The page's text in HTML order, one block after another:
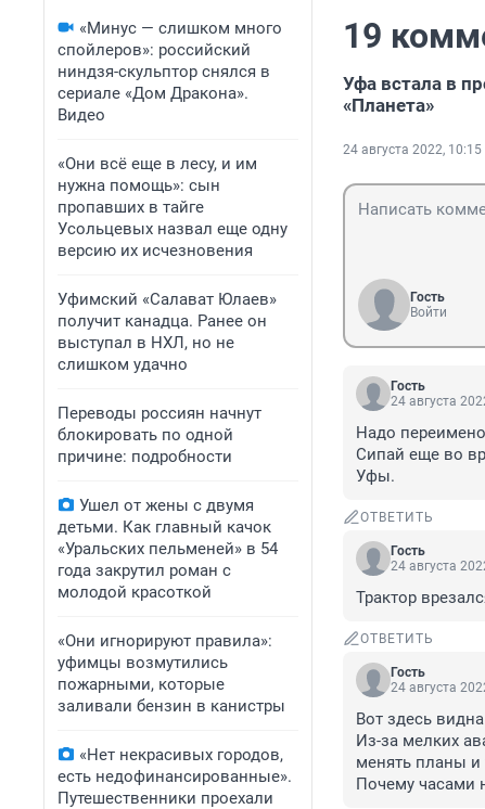
«Минус — слишком много
спойлеров»: российский
ниндзя-скульптор снялся в
сериале «Дом Дракона».
Видео
«Они всё еще в лесу, и им
нужна помощь»: сын
пропавших в тайге
Усольцевых назвал еще одну
версию их исчезновения
Уфимский «Салават Юлаев»
получит канадца. Ранее он
выступал в НХЛ, но не
слишком удачно
Переводы россиян начнут
блокировать по одной
причине: подробности
Ушел от жены с двумя
детьми. Как главный качок
«Уральских пельменей» в 54
года закрутил роман с
молодой красоткой
«Они игнорируют правила»:
уфимцы возмутились
пожарными, которые
заливали бензин в канистры
«Нет некрасивых городов,
есть недофинансированные».
Путешественники проехали
19
Уфа встала в
«Планета»
24 августа 2022, 10:15
Гость
Войти
Гость
24 августа
Надо
Сипай еще во
Уфы.
ОТВЕТИТЬ
Гость
24 августа
Трактор
ОТВЕТИТЬ
Гость
24 августа
Вот здесь
Из-за мелких
менять планы и
Почему часами